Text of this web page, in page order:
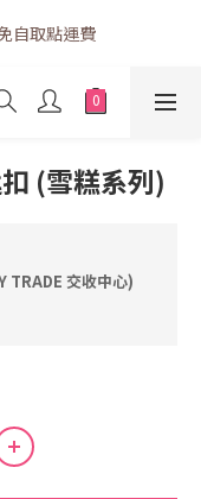
、日及公眾假期並非
自取點運費
屬會員禮遇
(雪糕系列)
TRADE 交收中心)